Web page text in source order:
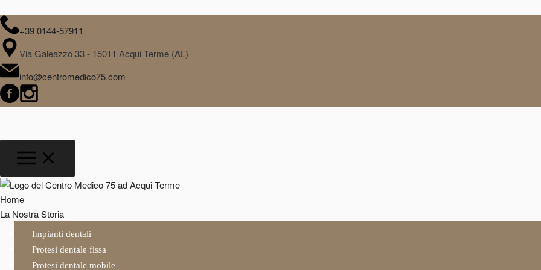
+39 0144-57911
Via Galeazzo 33 - 15011 Acqui Terme (AL)
info@centromedico75.com
Home
La Nostra Storia
Impianti dentali
Protesi dentale fissa
Protesi dentale mobile